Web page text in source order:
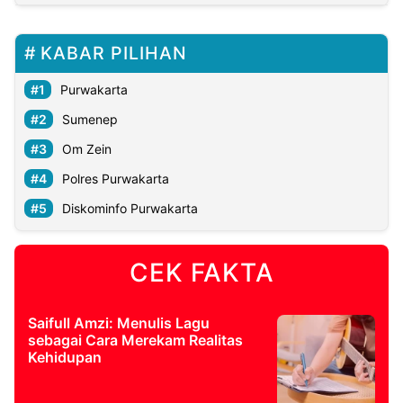
KABAR PILIHAN
Purwakarta
Sumenep
Om Zein
Polres Purwakarta
Diskominfo Purwakarta
CEK FAKTA
Saifull Amzi: Menulis Lagu
sebagai Cara Merekam Realitas
Kehidupan